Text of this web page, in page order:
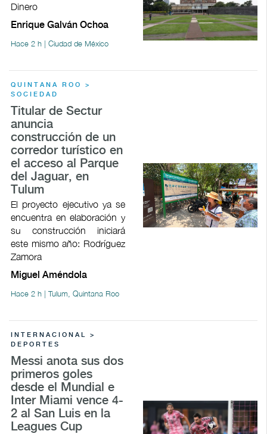
Dinero
Enrique Galván Ochoa
Hace 2 h | Ciudad de México
QUINTANA ROO >
SOCIEDAD
Titular de Sectur
anuncia
construcción de un
corredor turístico en
el acceso al Parque
del Jaguar, en
Tulum
El proyecto ejecutivo ya se
encuentra en elaboración y
su construcción iniciará
este mismo año: Rodríguez
Zamora
Miguel Améndola
Hace 2 h | Tulum, Quintana Roo
INTERNACIONAL >
DEPORTES
Messi anota sus dos
primeros goles
desde el Mundial e
Inter Miami vence 4-
2 al San Luis en la
Leagues Cup